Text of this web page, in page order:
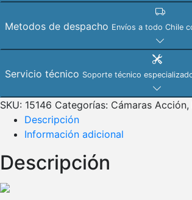
Metodos de despacho Envíos a todo Chile
Servicio técnico Soporte técnico
SKU: 15146 Categorías: Cámaras Acción,
Descripción
Información adicional
Descripción